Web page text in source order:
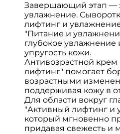
Завершающий этап —
увлажнение.
лифтинг и
"Питание и
глубокое
упругость кожи.
Антивозрастной
лифтинг" помогает
возрастными
поддерживая кожу в
Для области вокруг
"Активный лифтинг и
который мгновенно
придавая свежесть и